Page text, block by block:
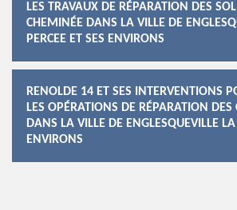
LES TRAVAUX DE RÉPARATION DES
CHEMINÉE DANS LA VILLE DE
PERCEE ET SES ENVIRONS
RENOLDE 14 ET SES INTERVENTIONS
LES OPÉRATIONS DE RÉPARATION DES
DANS LA VILLE DE ENGLESQUEVILLE LA
ENVIRONS